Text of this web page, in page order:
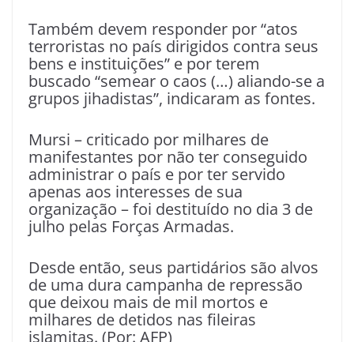
Também devem responder por “atos
terroristas no país dirigidos contra seus
bens e instituições” e por terem
buscado “semear o caos (…) aliando-se a
grupos jihadistas”, indicaram as fontes.
Mursi – criticado por milhares de
manifestantes por não ter conseguido
administrar o país e por ter servido
apenas aos interesses de sua
organização – foi destituído no dia 3 de
julho pelas Forças Armadas.
Desde então, seus partidários são alvos
de uma dura campanha de repressão
que deixou mais de mil mortos e
milhares de detidos nas fileiras
islamitas. (Por: AFP)